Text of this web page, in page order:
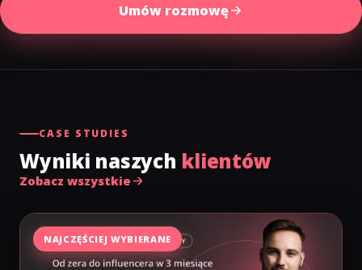
Umów rozmowę
CASE STUDIES
Wyniki naszych klientów
Zobacz wszystkie
NAJCZĘŚCIEJ WYBIERANE